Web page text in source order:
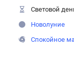
Световой
Новолуние
Спокойное